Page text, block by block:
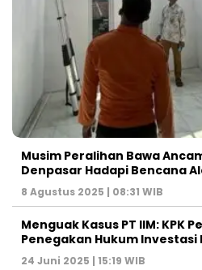
Musim Peralihan Bawa
Denpasar Hadapi Bencana
8 Agustus 2025 | 08:31 WIB
Menguak Kasus PT IIM: KPK
Penegakan Hukum Investasi
24 Juni 2025 | 15:19 WIB